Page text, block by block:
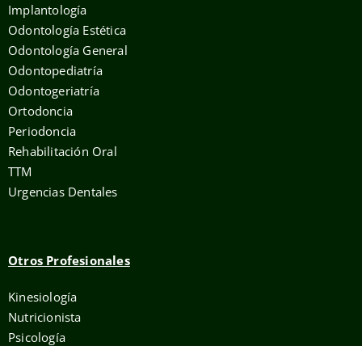
Implantología
Odontología Estética
Odontología General
Odontopediatría
Odontogeriatría
Ortodoncia
Periodoncia
Rehabilitación Oral
TTM
Urgencias Dentales
Otros Profesionales
Kinesiología
Nutricionista
Psicología